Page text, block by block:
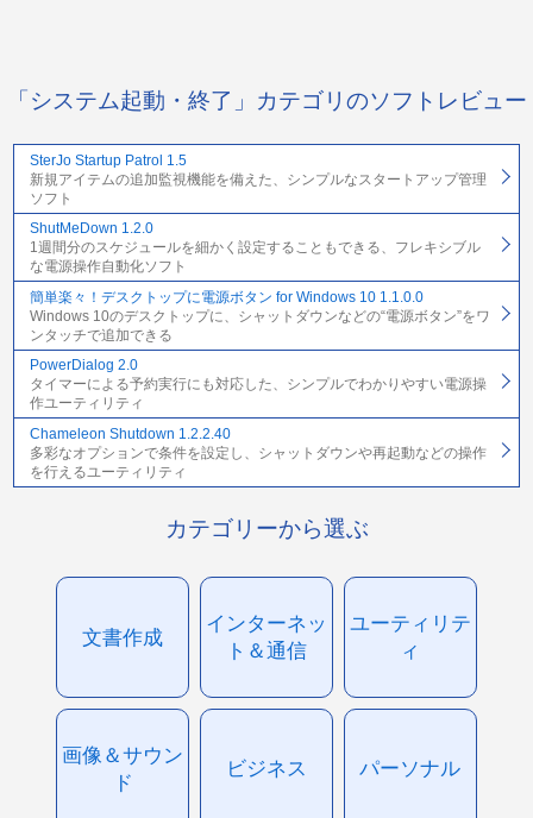
「システム起動・終了」カテゴリのソフトレビュー
SterJo Startup Patrol 1.5
新規アイテムの追加監視機能を備えた、シンプルなスタートアップ管理
ソフト
ShutMeDown 1.2.0
1週間分のスケジュールを細かく設定することもできる、フレキシブル
な電源操作自動化ソフト
簡単楽々！デスクトップに電源ボタン for Windows 10 1.1.0.0
Windows 10のデスクトップに、シャットダウンなどの“電源ボタン”をワ
ンタッチで追加できる
PowerDialog 2.0
タイマーによる予約実行にも対応した、シンプルでわかりやすい電源操
作ユーティリティ
Chameleon Shutdown 1.2.2.40
多彩なオプションで条件を設定し、シャットダウンや再起動などの操作
を行えるユーティリティ
カテゴリーから選ぶ
文書作成
インターネッ
ト＆通信
ユーティリテ
ィ
画像＆サウン
ド
ビジネス パーソナル